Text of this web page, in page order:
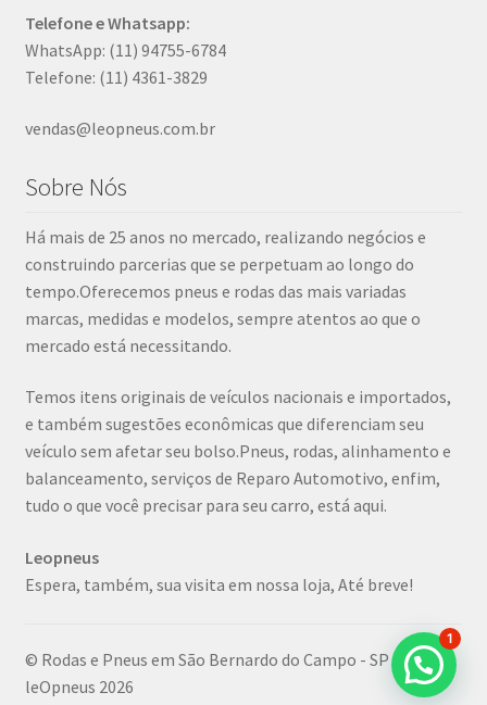
Telefone e Whatsapp:
WhatsApp: (11) 94755-6784
Telefone: (11) 4361-3829
vendas@leopneus.com.br
Sobre Nós
Há mais de 25 anos no mercado, realizando negócios e
construindo parcerias que se perpetuam ao longo do
tempo.Oferecemos pneus e rodas das mais variadas
marcas, medidas e modelos, sempre atentos ao que o
mercado está necessitando.
Temos itens originais de veículos nacionais e importados,
e também sugestões econômicas que diferenciam seu
veículo sem afetar seu bolso.Pneus, rodas, alinhamento e
balanceamento, serviços de Reparo Automotivo, enfim,
tudo o que você precisar para seu carro, está aqui.
Leopneus
Espera, também, sua visita em nossa loja, Até breve!
© Rodas e Pneus em São Bernardo do Campo - SP |
leOpneus 2026
1